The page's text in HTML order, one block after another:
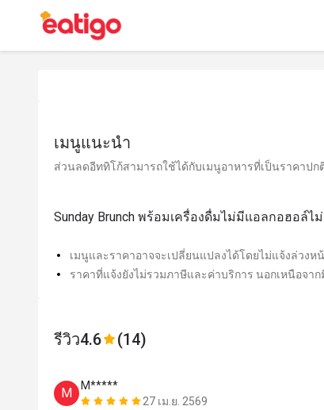
เมนูแนะนำ
ส่วนลดอีททิโก้สามารถใช้ได้กับเมนูอาหารที่เป็นราคาปก
Sunday Brunch พร้อมเครื่องดื่มไม่มีแอลกอฮอล์ไ
เมนูและราคาอาจจะเปลี่ยนแปลงได้โดยไม่แจ้งล่วงห
ราคาที่แจ้งยังไม่รวมภาษีและค่าบริการ นอกเหนือจาก
รีวิว4.6 (14)
M
M*****
27 เม.ย. 2569